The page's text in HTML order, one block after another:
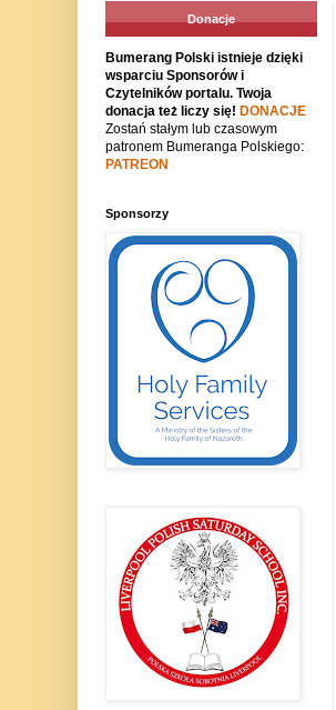
Donacje
Bumerang Polski istnieje dzięki
wsparciu Sponsorów i
Czytelników portalu. Twoja
donacja też liczy się! DONACJE
Zostań stałym lub czasowym
patronem Bumeranga Polskiego:
PATREON
Sponsorzy